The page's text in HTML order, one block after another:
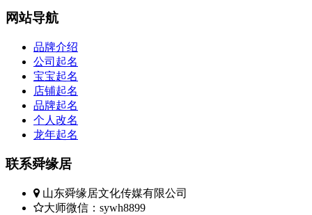
网站导航
品牌介绍
公司起名
宝宝起名
店铺起名
品牌起名
个人改名
龙年起名
联系舜缘居
山东舜缘居文化传媒有限公司
大师微信：sywh8899